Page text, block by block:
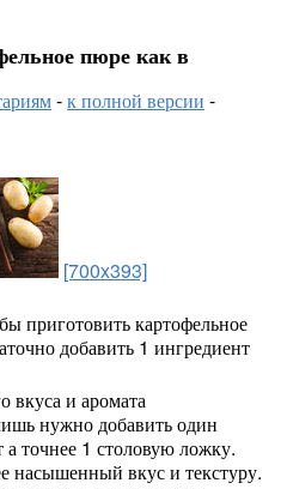
пюре как в
-к полной версии -
[700x393]
приготовить картофельное
добавить 1 ингредиент
вкуса и аромата
нужно добавить один
точнее 1 столовую ложку.
насышенный вкус и текстуру.